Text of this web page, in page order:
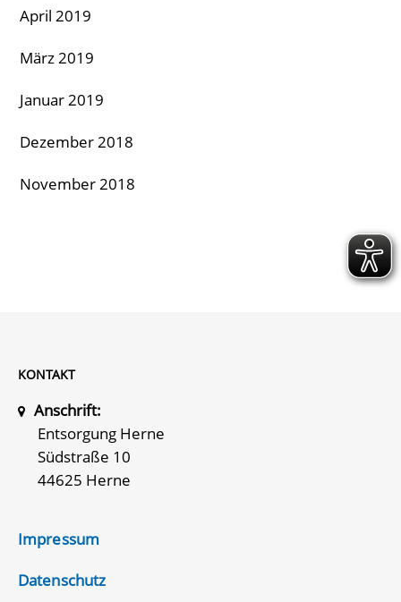
April 2019
März 2019
Januar 2019
Dezember 2018
November 2018
KONTAKT
Anschrift:
Entsorgung Herne
Südstraße 10
44625 Herne
Impressum
Datenschutz